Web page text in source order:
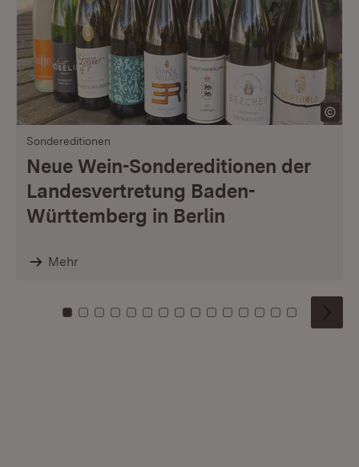
Sondereditionen
Neue Wein-Sondereditionen der
Landesvertretung Baden-
Württemberg in Berlin
Mehr
Zu Kachel: 0
Zu Kachel: 1
Zu Kachel: 2
Zu Kachel: 3
Zu Kachel: 4
Zu Kachel: 5
Zu Kachel: 6
Zu Kachel: 7
Zu Kachel: 8
Zu Kachel: 9
Zu Kachel: 10
Zu Kachel: 11
Zu Kachel: 12
Zu Kachel:
Zu